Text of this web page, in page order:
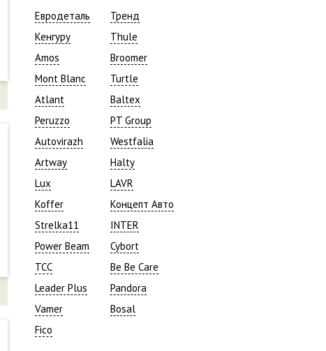
Евродеталь
Кенгуру
Amos
Mont Blanc
Atlant
Peruzzo
Autovirazh
Artway
Lux
Koffer
Strelka11
Power Beam
TCC
Leader Plus
Vamer
Fico
Тренд
Thule
Broomer
Turtle
Baltex
PT Group
Westfalia
Halty
LAVR
Концепт Авто
INTER
Cybort
Be Be Care
Pandora
Bosal